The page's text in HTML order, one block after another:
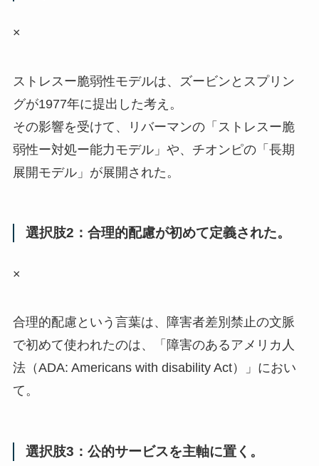
×
ストレスー脆弱性モデルは、ズービンとスプリン
グが1977年に提出した考え。
その影響を受けて、リバーマンの「ストレスー脆
弱性ー対処ー能力モデル」や、チオンピの「長期
展開モデル」が展開された。
選択肢2：合理的配慮が初めて定義された。
×
合理的配慮という言葉は、障害者差別禁止の文脈
で初めて使われたのは、「障害のあるアメリカ人
法（ADA: Americans with disability Act）」におい
て。
選択肢3：公的サービスを主軸に置く。